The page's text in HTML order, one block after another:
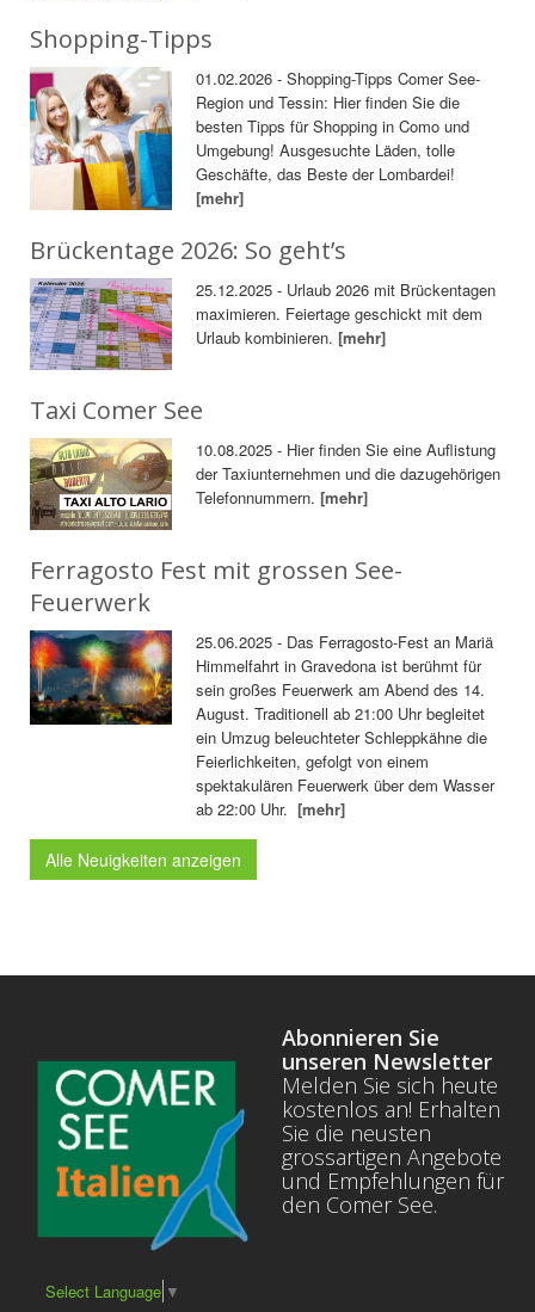
Shopping-Tipps
01.02.2026 - Shopping-Tipps Comer See-
Region und Tessin: Hier finden Sie die
besten Tipps für Shopping in Como und
Umgebung! Ausgesuchte Läden, tolle
Geschäfte, das Beste der Lombardei!
[mehr]
Brückentage 2026: So geht’s
25.12.2025 - Urlaub 2026 mit Brückentagen
maximieren. Feiertage geschickt mit dem
Urlaub kombinieren.[mehr]
Taxi Comer See
10.08.2025 - Hier finden Sie eine Auflistung
der Taxiunternehmen und die dazugehörigen
Telefonnummern.[mehr]
Ferragosto Fest mit grossen See-
Feuerwerk
25.06.2025 - Das Ferragosto-Fest an Mariä
Himmelfahrt in Gravedona ist berühmt für
sein großes Feuerwerk am Abend des 14.
August. Traditionell ab 21:00 Uhr begleitet
ein Umzug beleuchteter Schleppkähne die
Feierlichkeiten, gefolgt von einem
spektakulären Feuerwerk über dem Wasser
ab 22:00 Uhr.[mehr]
Alle Neuigkeiten anzeigen
Select Language ▼
Abonnieren Sie
unseren Newsletter
Melden Sie sich heute
kostenlos an! Erhalten
Sie die neusten
grossartigen Angebote
und Empfehlungen für
den Comer See.